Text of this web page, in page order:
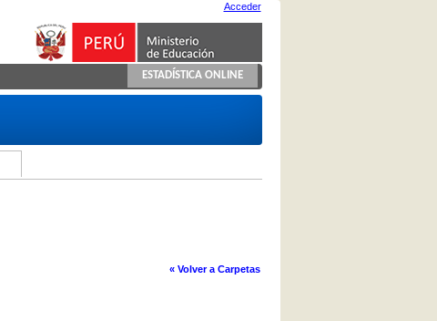
Acceder
ESTADÍSTICA ONLINE
« Volver a Carpetas